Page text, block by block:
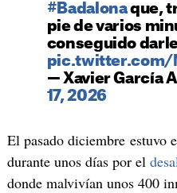
#Badalonaque,
pie de varios
conseguido
pic.twitter.com/
— Xavier García
17, 2026
El pasado diciembre estuvo
durante unos días por el
donde malvivían unos 400